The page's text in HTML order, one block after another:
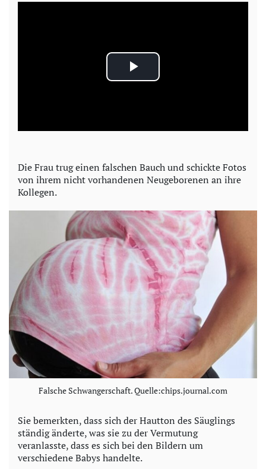
P
a
y
V
i
d
e
o
Die Frau trug einen falschen Bauch und schickte Fotos
von ihrem nicht vorhandenen Neugeborenen an ihre
Kollegen.
Falsche Schwangerschaft. Quelle:chips.journal.com
Sie bemerkten, dass sich der Hautton des Säuglings
ständig änderte, was sie zu der Vermutung
veranlasste, dass es sich bei den Bildern um
verschiedene Babys handelte.